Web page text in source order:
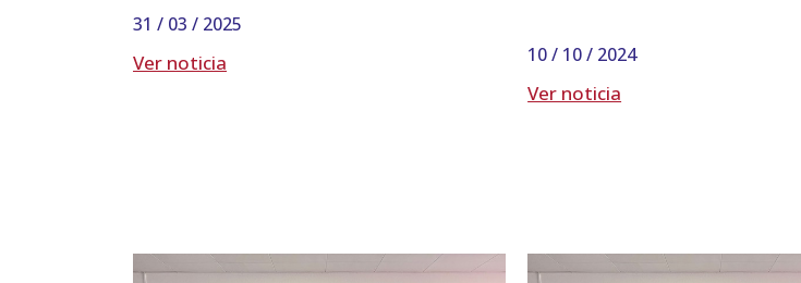
31 / 03 / 2025
Ver noticia 10 / 10 / 2024
Ver noticia